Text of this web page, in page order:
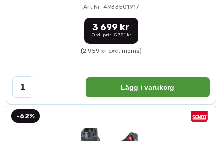
Art.Nr: 4933501917
3 699 kr
Ord. pris: 5 781 kr
(2 959 kr exkl. moms)
Lägg i varukorg
-62%